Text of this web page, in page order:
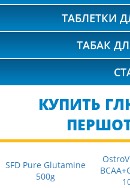
ТАБЛЕТКИ
ТАБАК
КУПИТЬ
SFD Pure Glutamine
500g